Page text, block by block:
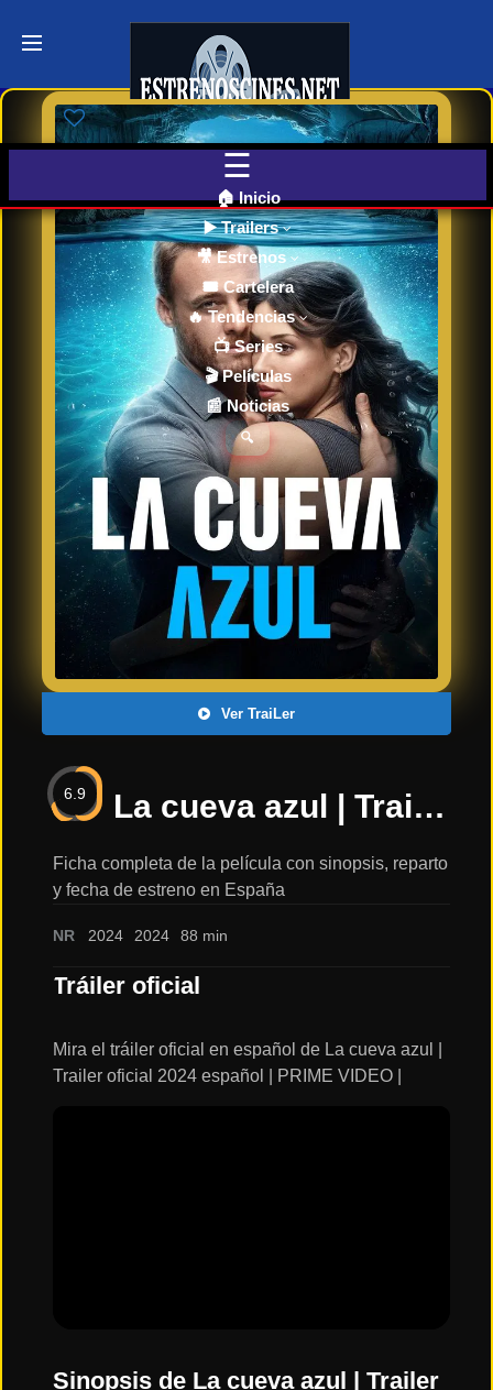
Últimos
🎬 VER
AHORA
Cartelera
de Cine
Próximos
Estrenos
en Cines
Últimos
Tráilers
Español
PLATAFORMAS
Series
de TV y
Streaming
Plataformas
ESTRENOS
🏠 Inicio
▶️ Trailers
🎥 Estrenos
🎟️ Cartelera
🔥 Tendencias
📺 Series
🎬 Películas
📰 Noticias
🔍
Ver TraiLer
6.9 La cueva azul | Trailer oficial 2024 español | PRIME VIDEO |: sinopsis, reparto y tráiler
Ficha completa de la película con sinopsis, reparto
y fecha de estreno en España
NR 2024 2024 88 min
Tráiler oficial
Mira el tráiler oficial en español de La cueva azul |
Trailer oficial 2024 español | PRIME VIDEO |
Sinopsis de La cueva azul | Trailer